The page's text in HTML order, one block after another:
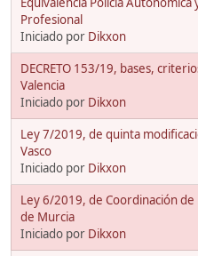
Profesional
Iniciado por Dikxon
DECRETO 153/19, bases,
Valencia
Iniciado por Dikxon
Ley 7/2019, de quinta
Vasco
Iniciado por Dikxon
Ley 6/2019, de Coordinación de
de Murcia
Iniciado por Dikxon